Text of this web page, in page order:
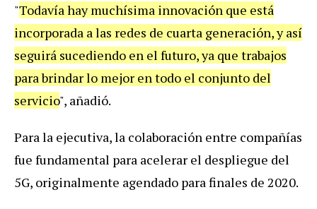
"Todavía hay muchísima innovación que está
incorporada a las redes de cuarta generación,y así
seguirá sucediendo en el futuro,ya que trabajos
para brindarlo mejor en todo el conjunto del
servicio", añadió.
Para la ejecutiva,la colaboración entre compañías
fue fundamental para acelerar el despliegue del
5G, originalmente agendado para finales de 2020.